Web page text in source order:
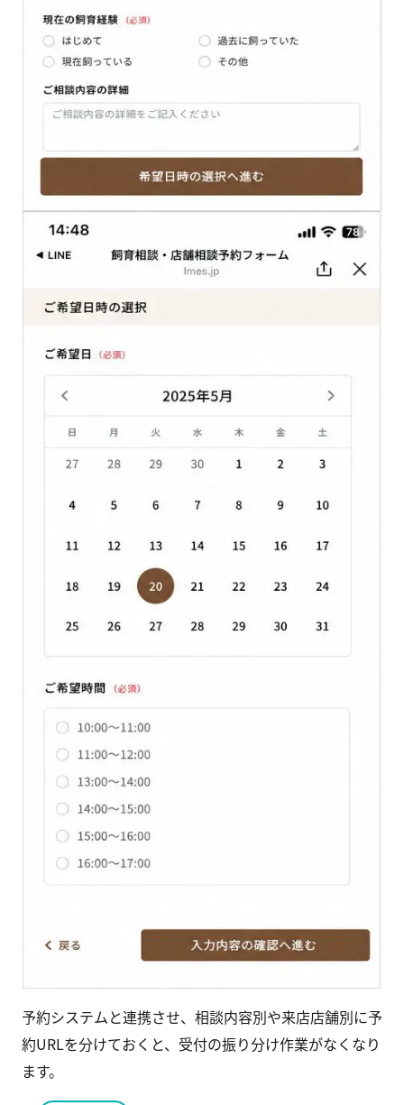
予約システムと連携させ、相談内容別や来店店舗別に予
約URLを分けておくと、受付の振り分け作業がなくなり
ます。